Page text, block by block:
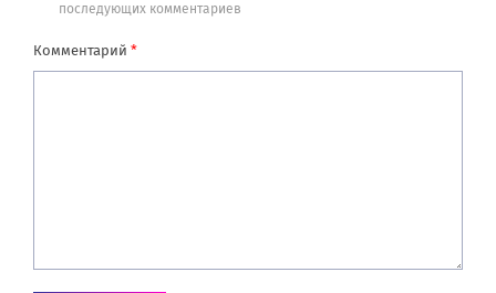
последующих комментариев
Комментарий *